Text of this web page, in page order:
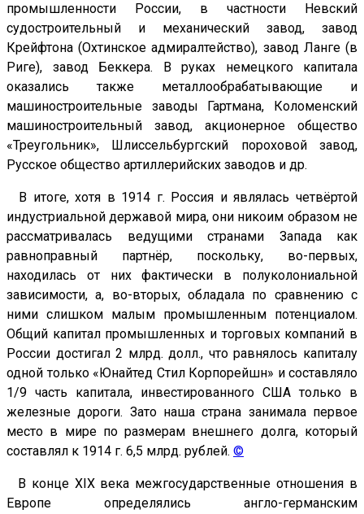
промышленности России, в частности Невский
судостроительный и механический завод, завод
Крейфтона (Охтинское адмиралтейство), завод Ланге (в
Риге), завод Беккера. В руках немецкого капитала
оказались также металлообрабатывающие и
машиностроительные заводы Гартмана, Коломенский
машиностроительный завод, акционерное общество
«Треугольник», Шлиссельбургский пороховой завод,
Русское общество артиллерийских заводов и др.
В итоге, хотя в 1914 г. Россия и являлась четвёртой
индустриальной державой мира, они никоим образом не
рассматривалась ведущими странами Запада как
равноправный партнёр, поскольку, во-первых,
находилась от них фактически в полуколониальной
зависимости, а, во-вторых, обладала по сравнению с
ними слишком малым промышленным потенциалом.
Общий капитал промышленных и торговых компаний в
России достигал 2 млрд. долл., что равнялось капиталу
одной только «Юнайтед Стил Корпорейшн» и составляло
1/9 часть капитала, инвестированного США только в
железные дороги. Зато наша страна занимала первое
место в мире по размерам внешнего долга, который
составлял к 1914 г. 6,5 млрд. рублей. ©
В конце ХIХ века межгосударственные отношения в
Европе определялись англо-германским